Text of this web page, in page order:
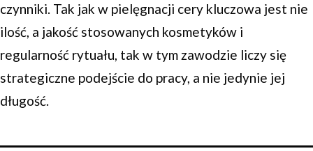
czynniki. Tak jak w pielęgnacji cery kluczowa jest nie
ilość, a jakość stosowanych kosmetyków i
regularność rytuału, tak w tym zawodzie liczy się
strategiczne podejście do pracy, a nie jedynie jej
długość.